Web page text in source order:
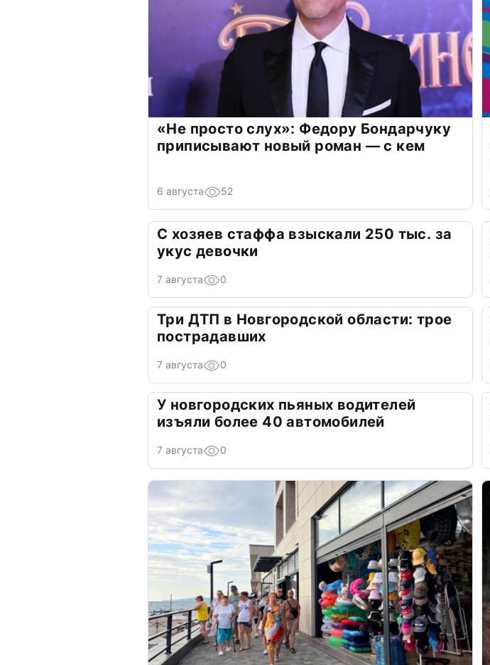
«Не просто слух»: Федору Бондарчуку
приписывают новый роман — с кем
6 августа 52
С хозяев стаффа взыскали 250 тыс. за
укус девочки
7 августа 0
Три ДТП в Новгородской области: трое
пострадавших
7 августа 0
У новгородских пьяных водителей
изъяли более 40 автомобилей
7 августа 0